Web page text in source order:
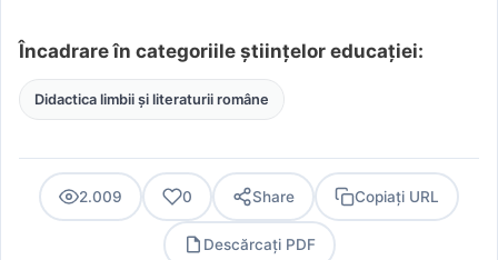
Încadrare în categoriile științelor educației:
Didactica limbii și literaturii române
2.009 0 Share Copiați URL
Descărcați PDF